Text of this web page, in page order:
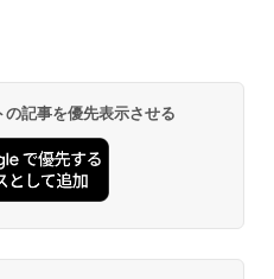
記事を優先表示させる